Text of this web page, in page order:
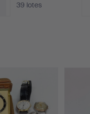
39 lotes